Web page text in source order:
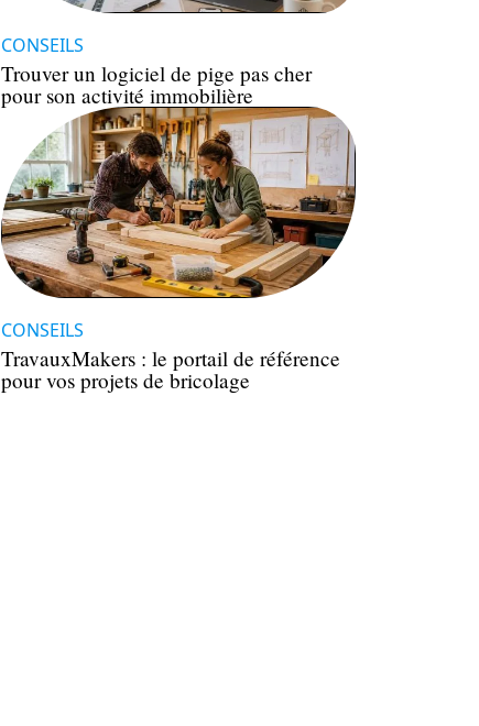
CONSEILS
Trouver un logiciel de pige pas cher
pour son activité immobilière
CONSEILS
TravauxMakers : le portail de référence
pour vos projets de bricolage